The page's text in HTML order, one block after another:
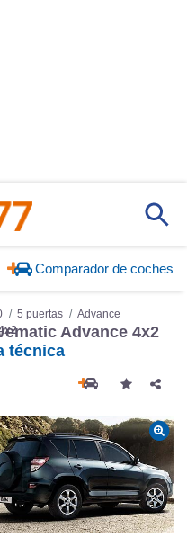
Comparador de coches
5 puertas
Advance
Advance 4x2
técnica